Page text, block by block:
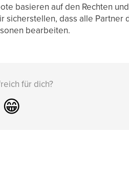
basieren auf den Rechten
sicherstellen, dass alle Partner
bearbeiten.
für dich?
😁